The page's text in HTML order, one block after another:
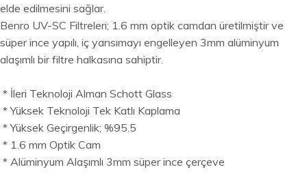
elde edilmesini sağlar.
Benro UV-SC Filtreleri; 1.6 mm optik camdan üretilmiştir ve
süper ince yapılı, iç yansımayı engelleyen 3mm alüminyum
alaşımlı bir filtre halkasına sahiptir.
* İleri Teknoloji Alman Schott Glass
* Yüksek Teknoloji Tek Katlı Kaplama
* Yüksek Geçirgenlik; %95.5
* 1.6 mm Optik Cam
* Alüminyum Alaşımlı 3mm süper ince çerçeve